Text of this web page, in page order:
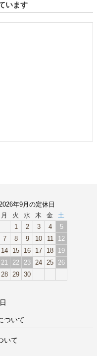
います
年9月の定休日
月 火 水 木 金
土
1
2 3 4
5
7 8 9 10 11
12
14 15 16 17 18
19
21 22 23 24 25
26
28 29 30
ついて
いて